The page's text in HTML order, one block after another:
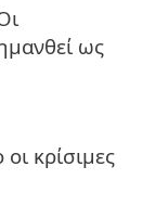
ως
κρίσιμες